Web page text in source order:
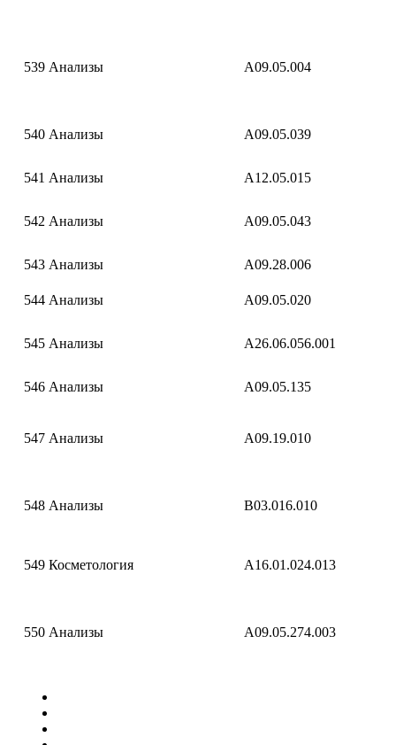
539 Анализы A09.05.004
540 Анализы A09.05.039
541 Анализы A12.05.015
542 Анализы A09.05.043
543 Анализы A09.28.006
544 Анализы A09.05.020
545 Анализы A26.06.056.001
546 Анализы A09.05.135
547 Анализы A09.19.010
548 Анализы B03.016.010
549 Косметология A16.01.024.013
550 Анализы A09.05.274.003